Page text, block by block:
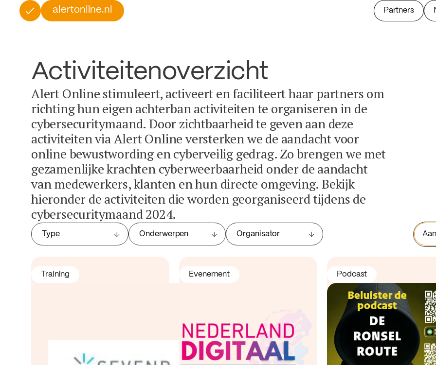
alertonline.nl Partners
Activiteitenoverzicht
Alert Online stimuleert, activeert en faciliteert haar partners om
richting hun eigen achterban activiteiten te organiseren in de
cybersecuritymaand. Door zichtbaarheid te geven aan deze
activiteiten via Alert Online versterken we de aandacht voor
online bewustwording en cyberveilig gedrag. Zo brengen we met
gezamenlijke krachten cyberweerbaarheid onder de aandacht
van medewerkers, klanten en hun directe omgeving. Bekijk
hieronder de activiteiten die worden georganiseerd tijdens de
cybersecuritymaand 2024.
Type Onderwerpen Organisator
Training Evenement Podcast